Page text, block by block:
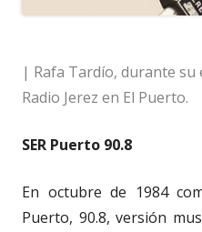
| Rafa Tardío, durante su
Radio Jerez en El Puerto.
SER Puerto 90.8
En octubre de 1984
Puerto, 90.8, versión